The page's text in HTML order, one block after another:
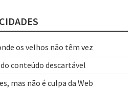
os velhos não têm vez
conteúdo descartável
mas não é culpa da Web